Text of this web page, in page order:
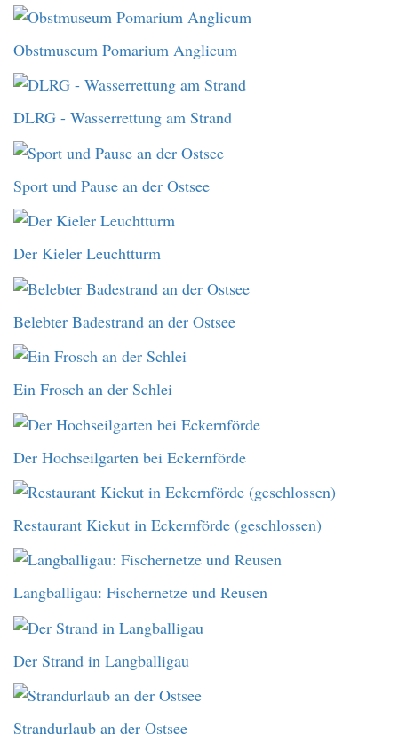
Obstmuseum Pomarium Anglicum
DLRG - Wasserrettung am Strand
Sport und Pause an der Ostsee
Der Kieler Leuchtturm
Belebter Badestrand an der Ostsee
Ein Frosch an der Schlei
Der Hochseilgarten bei Eckernförde
Restaurant Kiekut in Eckernförde (geschlossen)
Langballigau: Fischernetze und Reusen
Der Strand in Langballigau
Strandurlaub an der Ostsee